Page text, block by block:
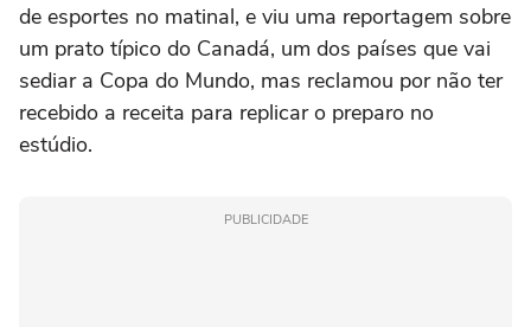
de esportes no matinal, e viu uma reportagem sobre
um prato típico do Canadá, um dos países que vai
sediar a Copa do Mundo, mas reclamou por não ter
recebido a receita para replicar o preparo no
estúdio.
PUBLICIDADE